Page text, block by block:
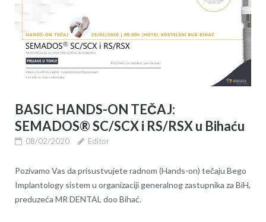
BASIC HANDS-ON TEČAJ:
SEMADOS® SC/SCX i RS/RSX u Bihaću
08/02/2020 Editor
Pozivamo Vas da prisustvujete radnom (Hands-on) tečaju Bego
Implantology sistem u organizaciji generalnog zastupnika za BiH,
preduzeća MR DENTAL doo Bihać.